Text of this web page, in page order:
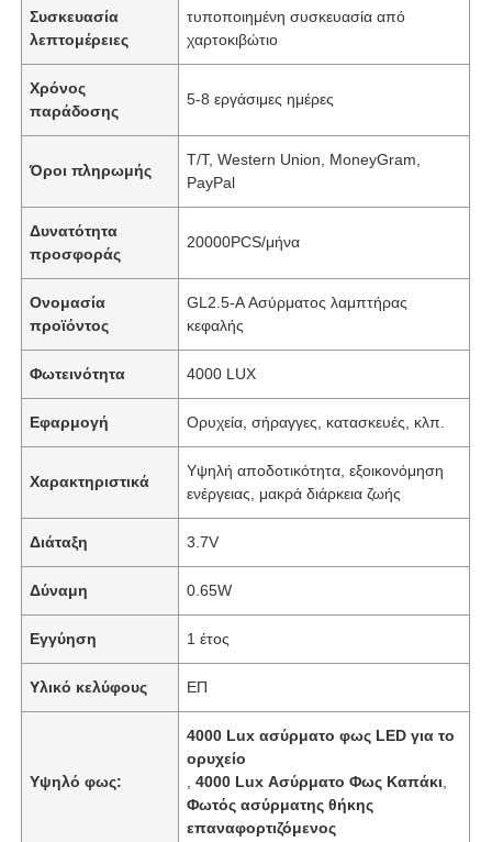
Συσκευασία
λεπτομέρειες
τυποποιημένη συσκευασία από
χαρτοκιβώτιο
Χρόνος
παράδοσης
5-8 εργάσιμες ημέρες
Όροι πληρωμής
Τ/Τ, Western Union, MoneyGram,
PayPal
Δυνατότητα
προσφοράς
20000PCS/μήνα
Ονομασία
προϊόντος
GL2.5-A Ασύρματος λαμπτήρας
κεφαλής
Φωτεινότητα 4000 LUX
Εφαρμογή Ορυχεία, σήραγγες, κατασκευές, κλπ.
Χαρακτηριστικά
Υψηλή αποδοτικότητα, εξοικονόμηση
ενέργειας, μακρά διάρκεια ζωής
Διάταξη 3.7V
Δύναμη 0.65W
Εγγύηση 1 έτος
Υλικό κελύφους ΕΠ
Υψηλό φως:
4000 Lux ασύρματο φως LED για το
ορυχείο
,4000 Lux Ασύρματο Φως Καπάκι
Φωτός ασύρματης θήκης
επαναφορτιζόμενος